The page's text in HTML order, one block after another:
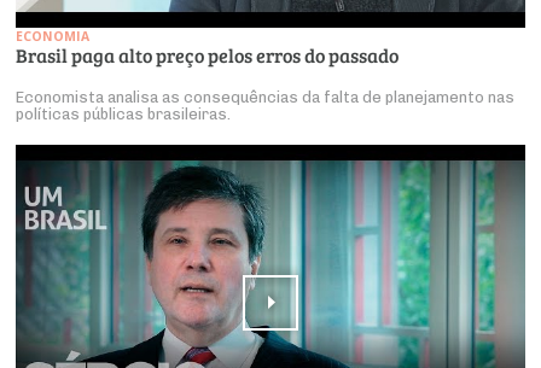
ECONOMIA
Brasil paga alto preço pelos erros do passado
Economista analisa as consequências da falta de planejamento nas
políticas públicas brasileiras.